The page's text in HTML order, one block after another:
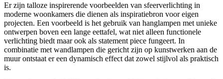
Er zijn talloze inspirerende voorbeelden van sfeerverlichting in
moderne woonkamers die dienen als inspiratiebron voor eigen
projecten. Een voorbeeld is het gebruik van hanglampen met unieke
ontwerpen boven een lange eettafel, wat niet alleen functionele
verlichting biedt maar ook als statement piece fungeert. In
combinatie met wandlampen die gericht zijn op kunstwerken aan de
muur ontstaat er een dynamisch effect dat zowel stijlvol als praktisch
is.